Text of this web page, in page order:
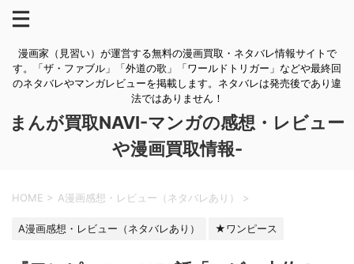
漫画家（見習い）が運営する無料の漫画買取・ネタバレ情報サイトで
す。「ザ・ファブル」「外道の歌」「ワールドトリガー」などや最終回
のネタバレやマンガレビューを掲載します。ネタバレは発売後であり違
法ではありません！
まんが買取NAVI-マンガの感想・レビュー
や漫画買取情報-
HOME > A漫画感想・レビュー（ネタバレあり） >
A漫画感想・レビュー（ネタバレあり） ★ワンピース